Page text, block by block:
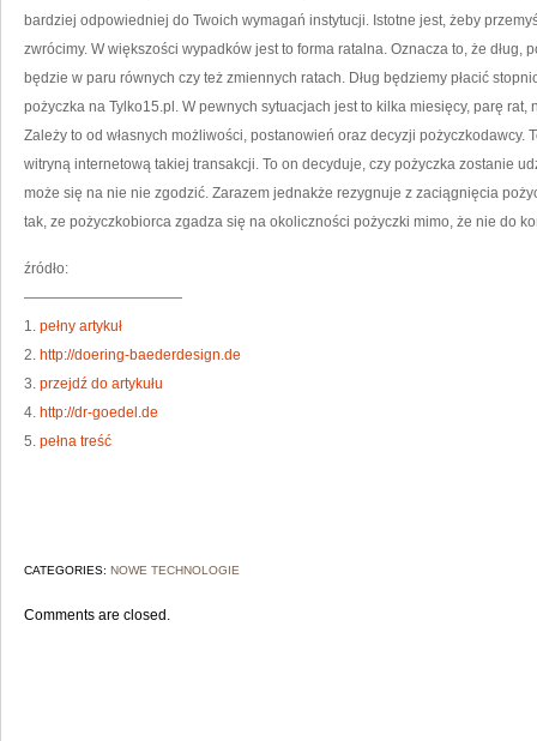
bardziej odpowiedniej do Twoich wymagań instytucji. Istotne jest, żeby
zwrócimy. W większości wypadków jest to forma ratalna. Oznacza to, że dług,
będzie w paru równych czy też zmiennych ratach. Dług będziemy płacić
pożyczka na Tylko15.pl. W pewnych sytuacjach jest to kilka miesięcy, parę
Zależy to od własnych możliwości, postanowień oraz decyzji pożyczkodawcy.
witryną internetową takiej transakcji. To on decyduje, czy pożyczka zostanie
może się na nie nie zgodzić. Zarazem jednakże rezygnuje z zaciągnięcia
tak, ze pożyczkobiorca zgadza się na okoliczności pożyczki mimo, że nie do
źródło:
———————————
1. pełny artykuł
2. http://doering-baederdesign.de
3. przejdź do artykułu
4. http://dr-goedel.de
5. pełna treść
CATEGORIES: NOWE TECHNOLOGIE
Comments are closed.